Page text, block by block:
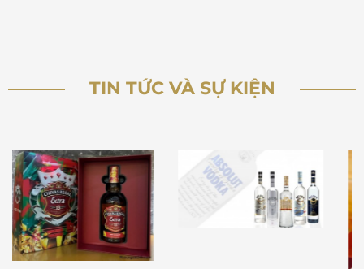
TIN TỨC VÀ SỰ KIỆN